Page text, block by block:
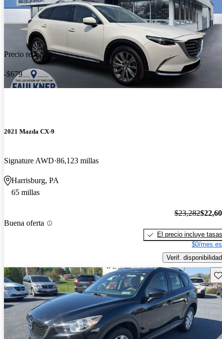
Precio reducido
-$679
2021 Mazda CX-9
Signature AWD 86,123 millas
Harrisburg, PA
65 millas
Buena oferta
$23,282
El precio incluye tasas
$0/mes
Verif. disponibilidad